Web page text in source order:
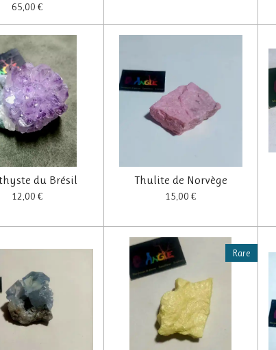
65,00 €
du Brésil
12,00 €
Thulite de Norvège
15,00 €
Rare